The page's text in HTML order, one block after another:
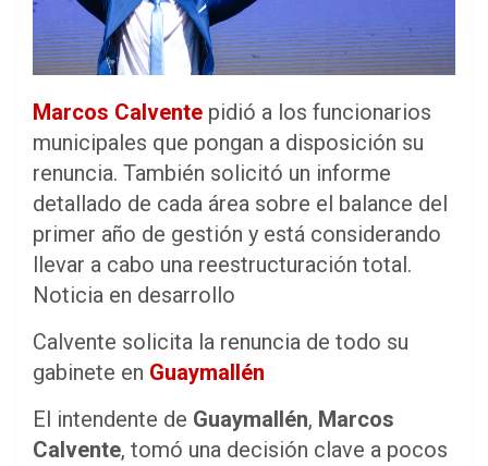
Marcos Calvente pidió a los funcionarios
municipales que pongan a disposición su
renuncia. También solicitó un informe
detallado de cada área sobre el balance del
primer año de gestión y está considerando
llevar a cabo una reestructuración total.
Noticia en desarrollo
Calvente solicita la renuncia de todo su
gabinete en Guaymallén
El intendente de Guaymallén, Marcos
Calvente, tomó una decisión clave a pocos